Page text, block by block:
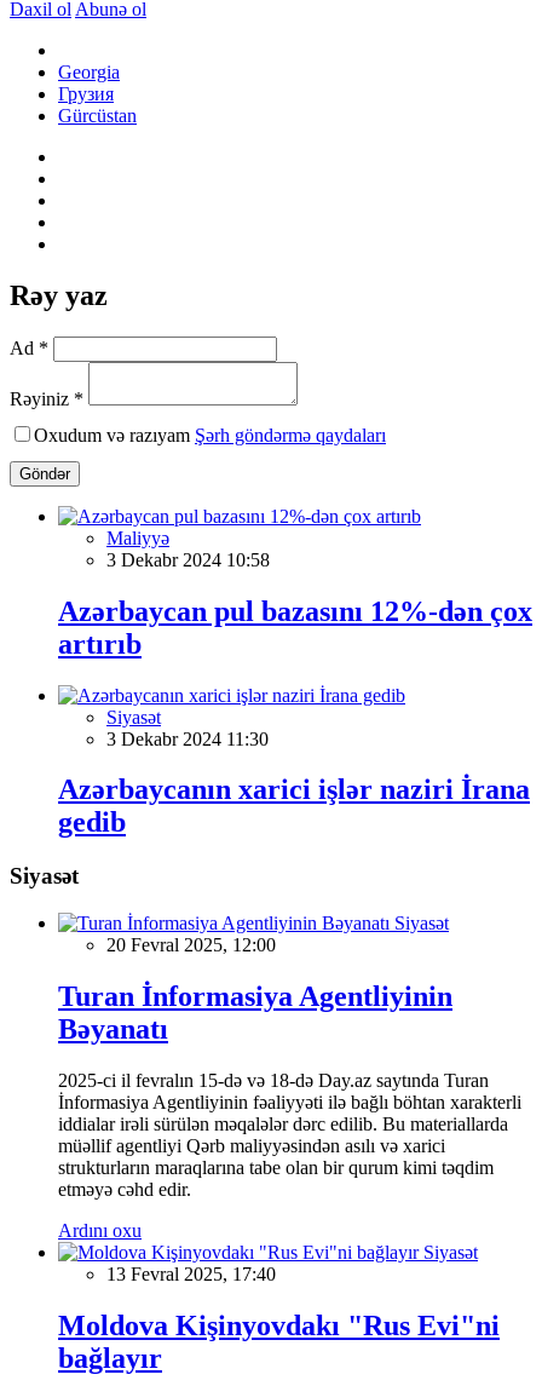
Daxil ol Abunə ol
Georgia
Грузия
Gürcüstan
Rəy yaz
Ad *
Rəyiniz *
Oxudum və razıyam Şərh göndərmə qaydaları
Göndər
Maliyyə
3 Dekabr 2024 10:58
Azərbaycan pul bazasını 12%-dən çox
artırıb
Siyasət
3 Dekabr 2024 11:30
Azərbaycanın xarici işlər naziri İrana
gedib
Siyasət
Siyasət
20 Fevral 2025, 12:00
Turan İnformasiya Agentliyinin
Bəyanatı
2025-ci il fevralın 15-də və 18-də Day.az saytında Turan
İnformasiya Agentliyinin fəaliyyəti ilə bağlı böhtan xarakterli
iddialar irəli sürülən məqalələr dərc edilib. Bu materiallarda
müəllif agentliyi Qərb maliyyəsindən asılı və xarici
strukturların maraqlarına tabe olan bir qurum kimi təqdim
etməyə cəhd edir.
Ardını oxu
Siyasət
13 Fevral 2025, 17:40
Moldova Kişinyovdakı "Rus Evi"ni
bağlayır